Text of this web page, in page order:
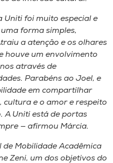
Uniti foi muito especial e
forma simples,
a atenção e os olhares
houve um envolvimento
através de
Parabéns ao Joel, e
em compartilhar
cultura e o amor e respeito
A Uniti está de portas
— afirmou Márcia.
Mobilidade Acadêmica
Zeni, um dos objetivos do